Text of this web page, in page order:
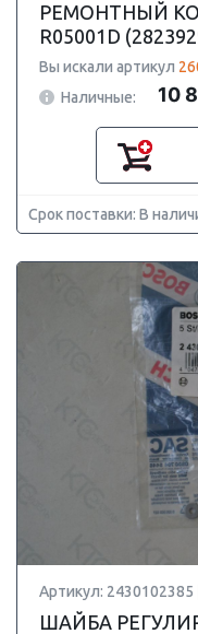
РЕМОНТНЫЙ
R05001D
Вы искали артикул
Наличные:
10
Срок поставки: В
Артикул: 2430102385 |
ШАЙБА